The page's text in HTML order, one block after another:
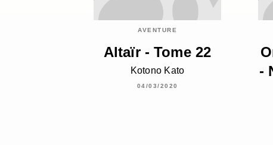
AVENTURE
Altaïr - Tome 22
Kotono Kato
04/03/2020
-